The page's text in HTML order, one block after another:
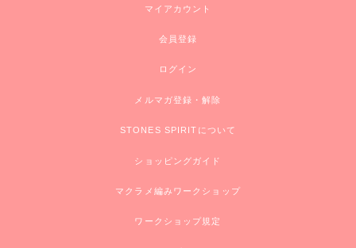
マイアカウント
会員登録
ログイン
メルマガ登録・解除
STONES SPIRITについて
ショッピングガイド
マクラメ編みワークショップ
ワークショップ規定